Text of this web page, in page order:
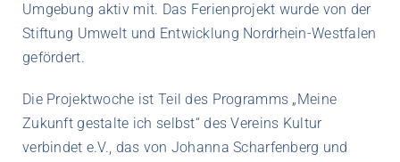
Umgebung aktiv mit. Das Ferienprojekt wurde von der
Stiftung Umwelt und Entwicklung Nordrhein-Westfalen
gefördert.
Die Projektwoche ist Teil des Programms „Meine
Zukunft gestalte ich selbst“ des Vereins Kultur
verbindet e.V., das von Johanna Scharfenberg und